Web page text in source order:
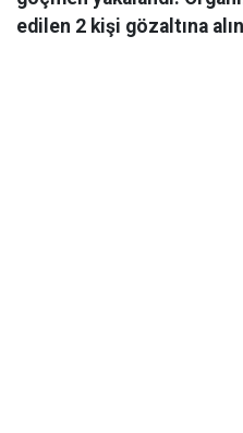
edilen 2 kişi gözaltına